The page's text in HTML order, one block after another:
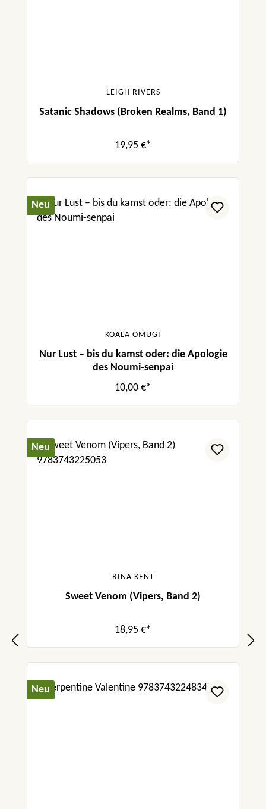
LEIGH RIVERS
Satanic Shadows (Broken Realms, Band 1)
19,95 €*
Neu
KOALA OMUGI
Nur Lust – bis du kamst oder: die Apologie
des Noumi-senpai
10,00 €*
Neu
RINA KENT
Sweet Venom (Vipers, Band 2)
18,95 €*
Neu